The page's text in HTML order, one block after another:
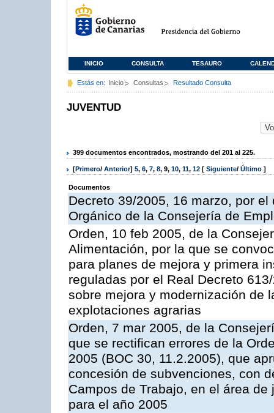
INICIO CONSULTA TESAURO
Estás en: Inicio Consultas Resultado Consulta
JUVENTUD
399 documentos encontrados, mostrando del 201 al 225.
[Primero/ Anterior] 5, 6, 7, 8, 9, 10, 11, 12 [ Siguiente/ Último ]
Documentos
Decreto 39/2005, 16 marzo, por
Orgánico de la Consejería de
Orden, 10 feb 2005, de la
Alimentación, por la que se
para planes de mejora y primera
reguladas por el Real Decreto
sobre mejora y modernización de
explotaciones agrarias
Orden, 7 mar 2005, de la
que se rectifican errores de la
2005 (BOC 30, 11.2.2005), que
concesión de subvenciones, con
Campos de Trabajo, en el área
para el año 2005